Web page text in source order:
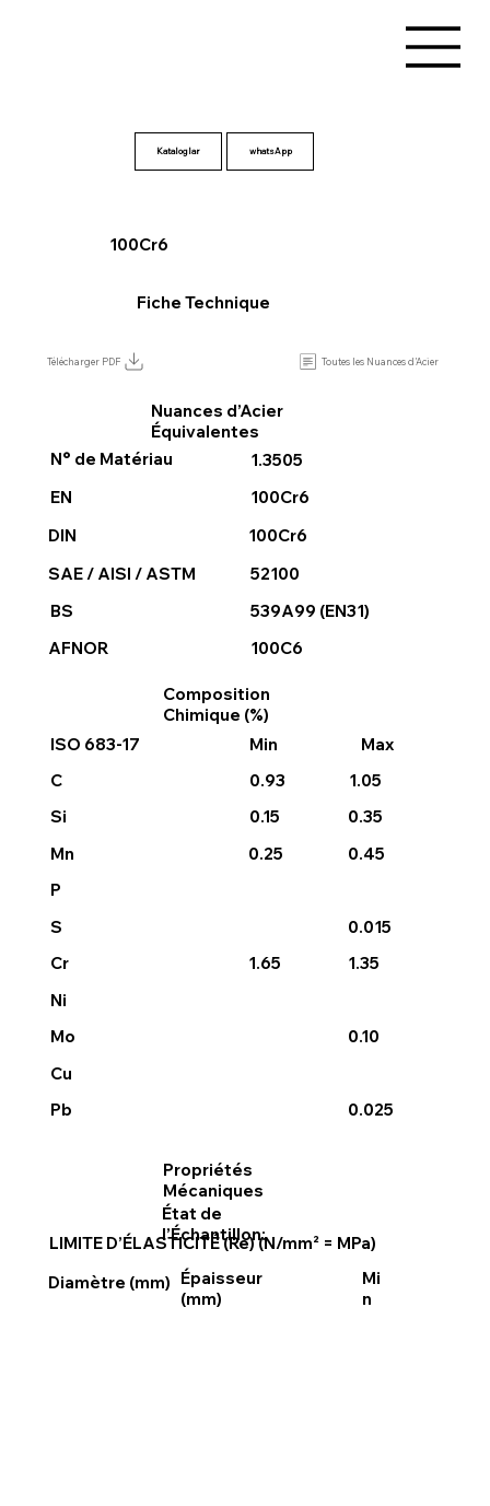
Kataloglar whatsApp
Télécharger PDF Toutes les Nuances d’Acier
100Cr6
Fiche Technique
EN
100Cr6
DIN
100Cr6
SAE / AISI / ASTM
52100
BS
539A99 (EN31)
AFNOR
100C6
Nuances d’Acier
Équivalentes
N° de Matériau
1.3505
Composition
Chimique (%)
ISO 683-17
C
Si
Mn
P
S
Cr
Ni
Mo
Cu
Pb
Min
0.93
0.15
0.25
1.35
Max
1.05
0.35
0.45
0.025
0.015
1.65
0.10
Mi
n
Épaisseur
(mm)
Diamètre (mm)
LIMITE D’ÉLASTICITÉ (Re) (N/mm² = MPa)
État de
l’Échantillon:
Propriétés
Mécaniques